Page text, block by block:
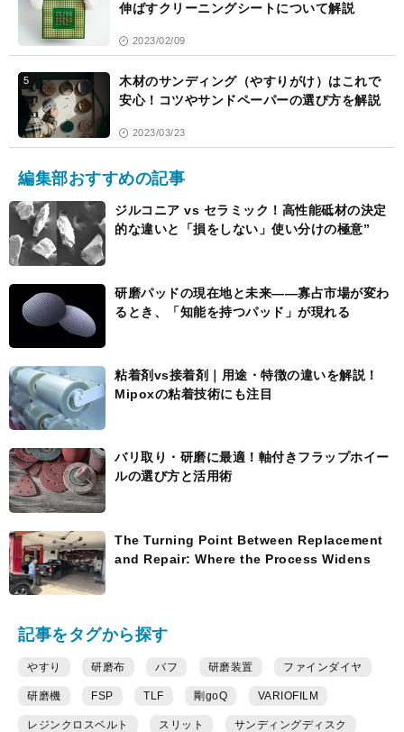
伸ばすクリーニングシートについて解説
2023/02/09
5
木材のサンディング（やすりがけ）はこれで
安心！コツやサンドペーパーの選び方を解説
2023/03/23
編集部おすすめの記事
ジルコニア vs セラミック！高性能砥材の決定
的な違いと「損をしない」使い分けの極意”
研磨パッドの現在地と未来――寡占市場が変わ
るとき、「知能を持つパッド」が現れる
粘着剤vs接着剤｜用途・特徴の違いを解説！
Mipoxの粘着技術にも注目
バリ取り・研磨に最適！軸付きフラップホイー
ルの選び方と活用術
The Turning Point Between Replacement
and Repair: Where the Process Widens
記事をタグから探す
やすり 研磨布 バフ 研磨装置 ファインダイヤ
研磨機 FSP TLF 剛goQ VARIOFILM
レジンクロスベルト スリット サンディングディスク